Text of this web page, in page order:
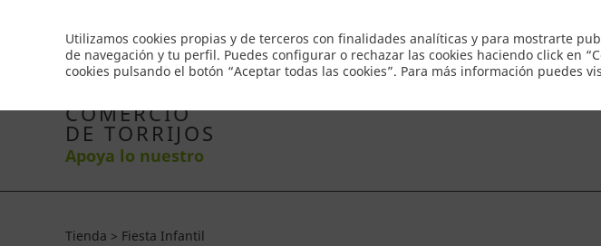
Utilizamos cookies propias y de terceros con finalidades analíticas y para mostrarte
de navegación y tu perfil. Puedes configurar o rechazar las cookies haciendo click en
cookies pulsando el botón “Aceptar todas las cookies”. Para más información puedes
Inicio Productos Comercios Ofertas Contacto
COMERCIO
DE TORRIJOS
Apoya lo nuestro
Tienda > Fiesta Infantil